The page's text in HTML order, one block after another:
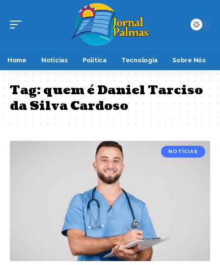
Home Notícias Política Tecnologia Sobre Nós
Tag:quem é Daniel Tarciso
da Silva Cardoso
NOTÍCIAS